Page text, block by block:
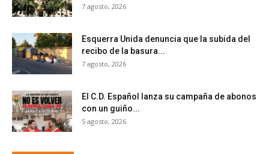
7 agosto, 2026
Esquerra Unida denuncia que la subida del
recibo de la basura...
7 agosto, 2026
El C.D. Español lanza su campaña de abonos
con un guiño...
5 agosto, 2026